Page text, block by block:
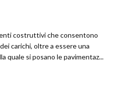
costruttivi che consentono
carichi, oltre a essere una
quale si posano le pavimentaz...